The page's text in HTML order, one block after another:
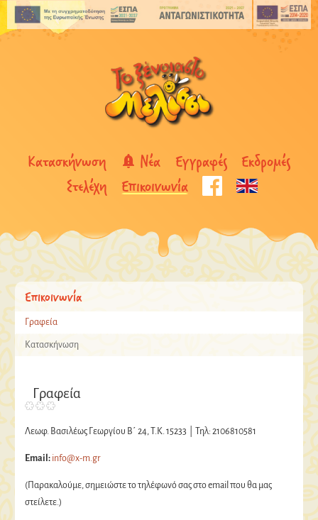
Κατασκήνωση Νέα Εγγραφές Εκδρομές
Στελέχη
Επικοινωνία
Επικοινωνία
Γραφεία
Κατασκήνωση
Γραφεία
Λεωφ. Βασιλέως Γεωργίου Β΄ 24, Τ.Κ. 15233 | Τηλ: 2106810581
Email: info@x-m.gr
(Παρακαλούμε, σημειώστε το τηλέφωνό σας στο email που θα μας
στείλετε.)